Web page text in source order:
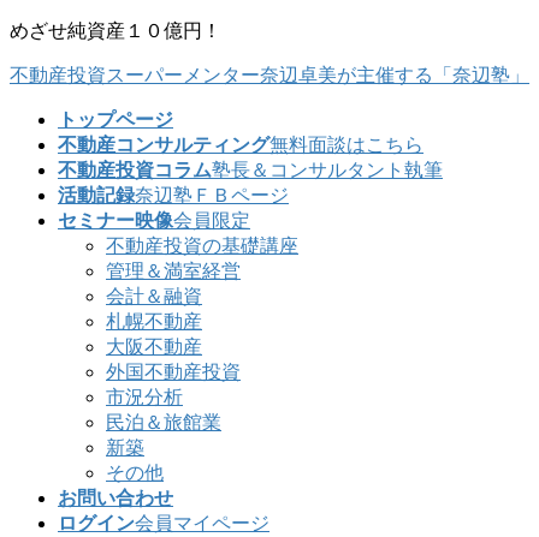
コ
テ
ナ
ゲ
めざせ純資産１０億円！
不動産投資スーパーメンター奈辺卓美が主催する「奈辺塾」
トップページ
不動産コンサルティング無料面談はこちら
不動産投資コラム塾長＆コンサルタント執筆
活動記録奈辺塾ＦＢページ
セミナー映像会員限定
不動産投資の基礎講座
管理＆満室経営
会計＆融資
札幌不動産
大阪不動産
外国不動産投資
市況分析
民泊＆旅館業
新築
その他
お問い合わせ
ログイン会員マイページ